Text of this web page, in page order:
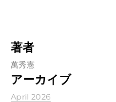
著者
萬秀憲
アーカイブ
April 2026